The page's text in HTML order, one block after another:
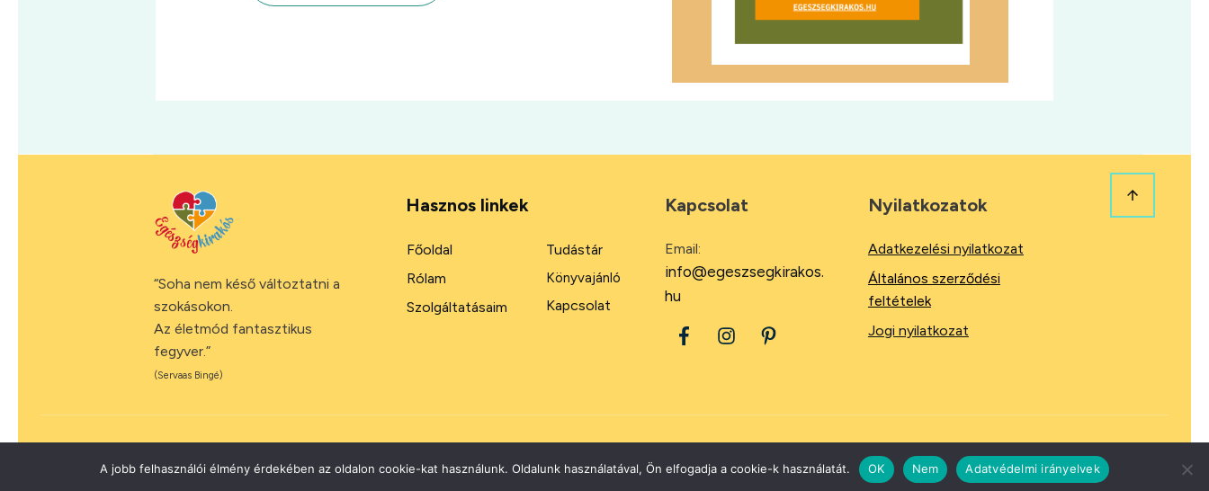
“Soha nem késő változtatni a
szokásokon.
Az életmód fantasztikus
fegyver.”
(Servaas Bingé)
Hasznos linkek
Főoldal
Rólam
Szolgáltatásaim
Tudástár
Könyvajánló
Kapcsolat
Kapcsolat
Email:
info@egeszsegkirakos.
hu
Nyilatkozatok
Adatkezelési nyilatkozat
Általános szerződési
feltételek
Jogi nyilatkozat
A jobb felhasználói élmény érdekében az oldalon cookie-kat használunk. Oldalunk használatával, Ön elfogadja a cookie-k használatát. OK Nem Adatvédelmi irányelvek